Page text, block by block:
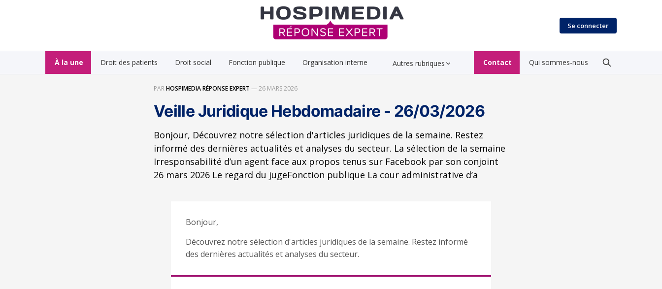
Se connecter
À la une Droit des patients Droit social Fonction publique Organisation interne Autres rubriques Contact Qui sommes-nous
PARHOSPIMEDIA RÉPONSE EXPERT —26 MARS 2026
Veille Juridique Hebdomadaire - 26/03/2026
Bonjour, Découvrez notre sélection d'articles juridiques de la semaine. Restez
informé des dernières actualités et analyses du secteur. La sélection de la semaine
Irresponsabilité d’un agent face aux propos tenus sur Facebook par son conjoint
26 mars 2026 Le regard du jugeFonction publique La cour administrative d’a
Bonjour,
Découvrez notre sélection d'articles juridiques de la semaine. Restez informé
des dernières actualités et analyses du secteur.